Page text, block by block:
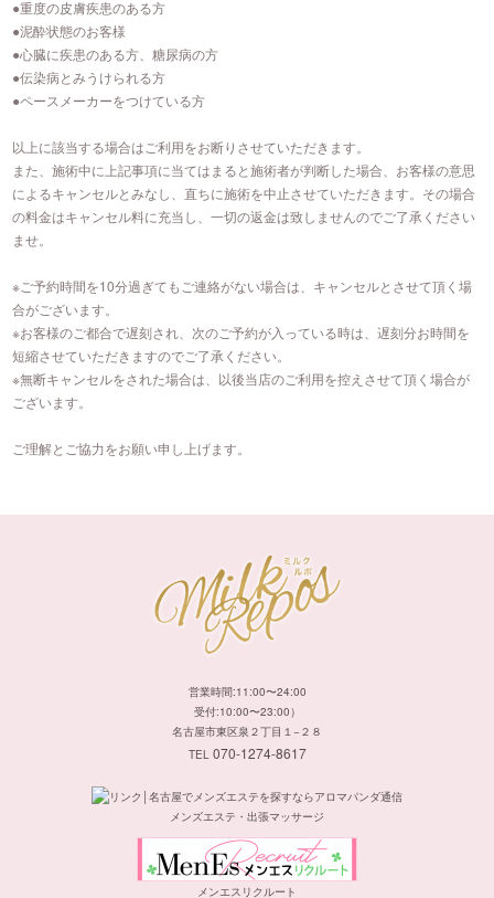
●重度の皮膚疾患のある方
●泥酔状態のお客様
●心臓に疾患のある方、糖尿病の方
●伝染病とみうけられる方
●ペースメーカーをつけている方
以上に該当する場合はご利用をお断りさせていただきます。
また、施術中に上記事項に当てはまると施術者が判断した場合、お客様の意思
によるキャンセルとみなし、直ちに施術を中止させていただきます。その場合
の料金はキャンセル料に充当し、一切の返金は致しませんのでご了承ください
ませ。
※ご予約時間を10分過ぎてもご連絡がない場合は、キャンセルとさせて頂く場
合がございます。
※お客様のご都合で遅刻され、次のご予約が入っている時は、遅刻分お時間を
短縮させていただきますのでご了承ください。
※無断キャンセルをされた場合は、以後当店のご利用を控えさせて頂く場合が
ございます。
ご理解とご協力をお願い申し上げます。
営業時間:11:00〜24:00
受付:10:00〜23:00）
名古屋市東区泉２丁目１−２８
TEL 070-1274-8617
メンズエステ・出張マッサージ
メンエスリクルート